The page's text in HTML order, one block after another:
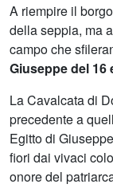
A riempire il
della seppia, ma
campo che
Giuseppe del 16
La Cavalcata di
precedente a
Egitto di
fiori dai vivaci
onore del